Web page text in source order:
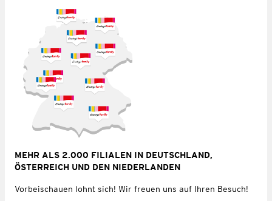
MEHR ALS 2.000 FILIALEN IN DEUTSCHLAND,
ÖSTERREICH UND DEN NIEDERLANDEN
Vorbeischauen lohnt sich! Wir freuen uns auf Ihren Besuch!